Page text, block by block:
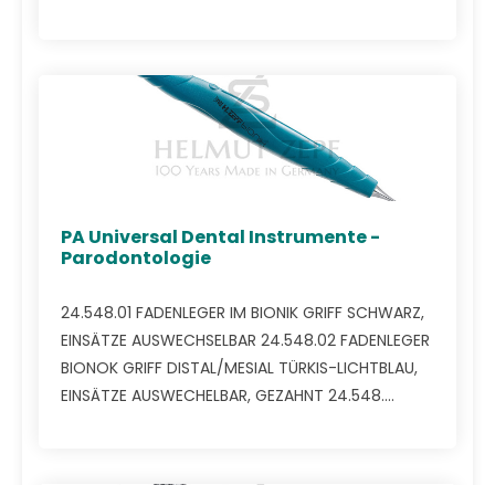
PA Universal Dental Instrumente -
Parodontologie
24.548.01 FADENLEGER IM BIONIK GRIFF SCHWARZ,
EINSÄTZE AUSWECHSELBAR 24.548.02 FADENLEGER
BIONOK GRIFF DISTAL/MESIAL TÜRKIS-LICHTBLAU,
EINSÄTZE AUSWECHELBAR, GEZAHNT 24.548....